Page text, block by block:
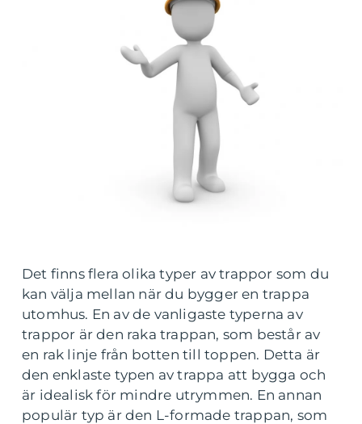
Det finns flera olika typer av trappor som du
kan välja mellan när du bygger en trappa
utomhus. En av de vanligaste typerna av
trappor är den raka trappan, som består av
en rak linje från botten till toppen. Detta är
den enklaste typen av trappa att bygga och
är idealisk för mindre utrymmen. En annan
populär typ är den L-formade trappan, som